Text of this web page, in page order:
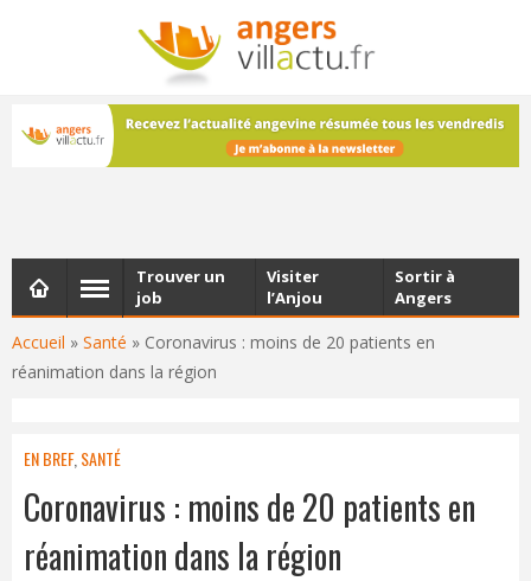
NEWSLETTER
Les dernières actualités d'Angers, chaque vendredi dans
votre boîte e-mail
Accueil » Santé » Coronavirus : moins de 20 patients en
réanimation dans la région
Trouver un
job
Visiter
l’Anjou
Sortir à
Angers
EN BREF, SANTÉ
Coronavirus : moins de 20 patients en
réanimation dans la région